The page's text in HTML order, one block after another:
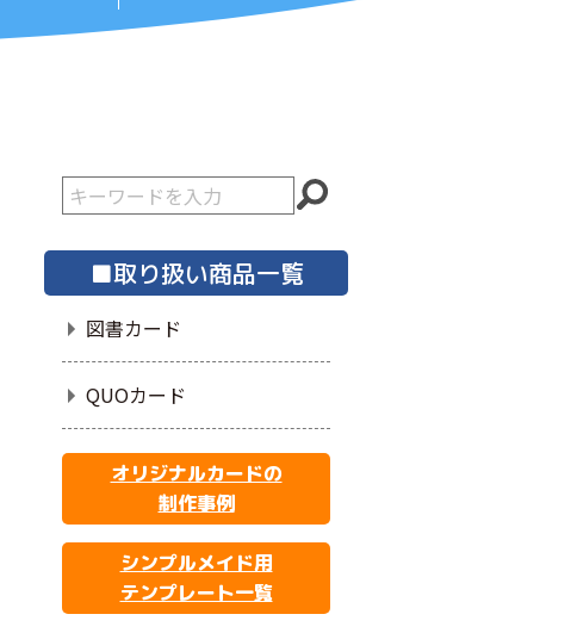
■取り扱い商品一覧
図書カード
QUOカード
オリジナルカードの
制作事例
シンプルメイド用
テンプレート一覧